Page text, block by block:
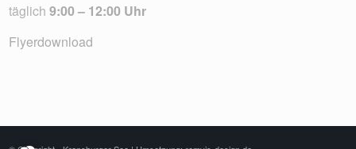
täglich 9:00 – 12:00 Uhr
Flyerdownload